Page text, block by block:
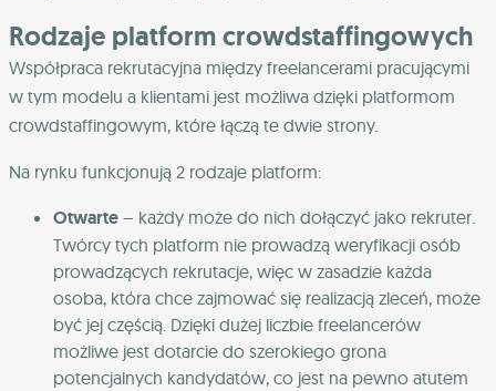
Rodzaje platform crowdstaffingowych
Współpraca rekrutacyjna między freelancerami pracującymi
w tym modelu a klientami jest możliwa dzięki platformom
crowdstaffingowym, które łączą te dwie strony.
Na rynku funkcjonują 2 rodzaje platform:
Otwarte – każdy może do nich dołączyć jako rekruter.
Twórcy tych platform nie prowadzą weryfikacji osób
prowadzących rekrutacje, więc w zasadzie każda
osoba, która chce zajmować się realizacją zleceń, może
być jej częścią. Dzięki dużej liczbie freelancerów
możliwe jest dotarcie do szerokiego grona
potencjalnych kandydatów, co jest na pewno atutem